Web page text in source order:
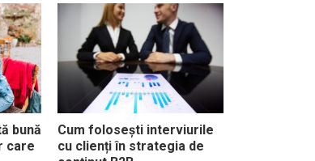
bună
care
Cum folosești interviurile
cu clienți în strategia de